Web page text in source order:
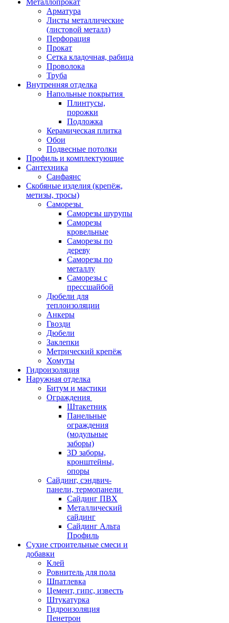
Металлопрокат
Арматура
Листы металлические
(листовой металл)
Перфорация
Прокат
Сетка кладочная, рабица
Проволока
Труба
Внутренняя отделка
Напольные покрытия
Плинтусы,
порожки
Подложка
Керамическая плитка
Обои
Подвесные потолки
Профиль и комплектующие
Сантехника
Санфаянс
Скобяные изделия (крепёж,
метизы, тросы)
Саморезы
Саморезы шурупы
Саморезы
кровельные
Саморезы по
дереву
Саморезы по
металлу
Саморезы с
прессшайбой
Дюбели для
теплоизоляции
Анкеры
Гвозди
Дюбели
Заклепки
Метрический крепёж
Хомуты
Гидроизоляция
Наружная отделка
Битум и мастики
Ограждения
Штакетник
Панельные
ограждения
(модульные
заборы)
3D заборы,
кронштейны,
опоры
Cайдинг, сэндвич-
панели, термопанели
Сайдинг ПВХ
Металлический
сайдинг
Сайдинг Альта
Профиль
Сухие строительные смеси и
добавки
Клей
Ровнитель для пола
Шпатлевка
Цемент, гипс, известь
Штукатурка
Гидроизоляция
Пенетрон